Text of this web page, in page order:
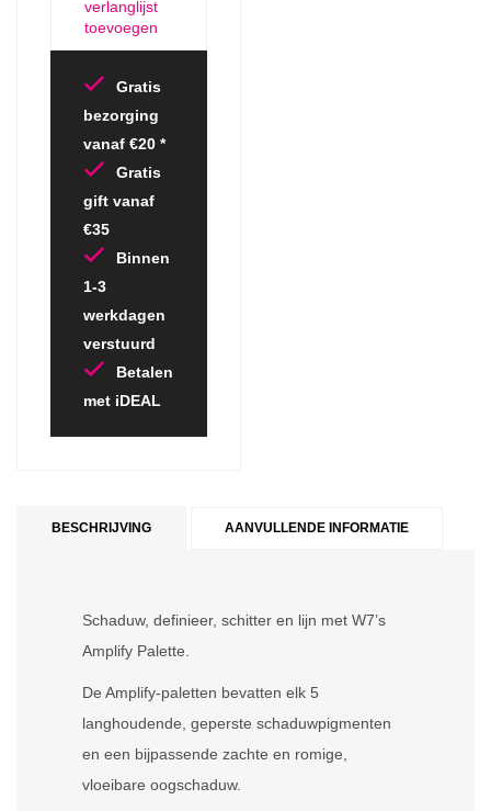
verlanglijst
toevoegen
Gratis
bezorging
vanaf €20 *
Gratis
gift vanaf
€35
Binnen
1-3
werkdagen
verstuurd
Betalen
met iDEAL
BESCHRIJVING AANVULLENDE INFORMATIE
Schaduw, definieer, schitter en lijn met W7’s
Amplify Palette.
De Amplify-paletten bevatten elk 5
langhoudende, geperste schaduwpigmenten
en een bijpassende zachte en romige,
vloeibare oogschaduw.